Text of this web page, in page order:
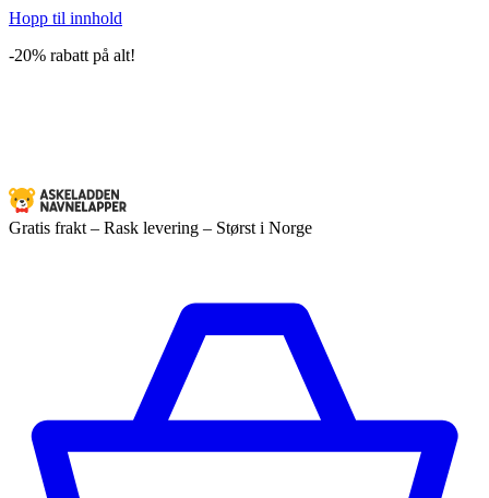
Hopp til innhold
-20% rabatt på alt!
Gratis frakt – Rask levering – Størst i Norge